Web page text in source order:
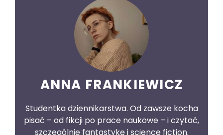
ANNA FRANKIEWICZ
Studentka dziennikarstwa. Od zawsze kocha
pisać – od fikcji po prace naukowe – i czytać,
szczególnie fantastykę i science fiction.